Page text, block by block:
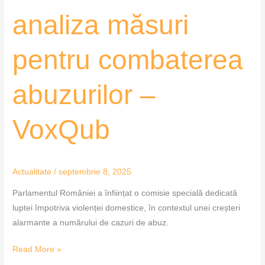
analiza măsuri
pentru combaterea
abuzurilor –
VoxQub
Actualitate /septembrie 8, 2025
Parlamentul României a înființat o comisie specială dedicată
luptei împotriva violenței domestice, în contextul unei creșteri
alarmante a numărului de cazuri de abuz.
Read More »